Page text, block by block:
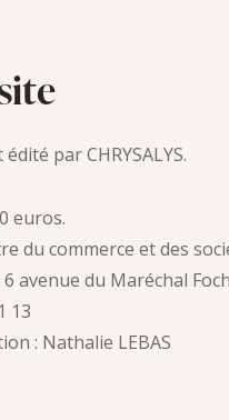
par CHRYSALYS.
euros.
du commerce et des
6 avenue du Maréchal
13
: Nathalie LEBAS